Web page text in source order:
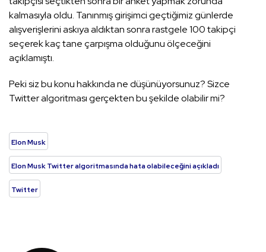
kalmasıyla oldu. Tanınmış girişimci geçtiğimiz günlerde
alışverişlerini askıya aldıktan sonra rastgele 100 takipçi
seçerek kaç tane çarpışma olduğunu ölçeceğini
açıklamıştı.
Peki siz bu konu hakkında ne düşünüyorsunuz? Sizce
Twitter algoritması gerçekten bu şekilde olabilir mi?
Elon Musk
Elon Musk Twitter algoritmasında hata olabileceğini açıkladı
Twitter